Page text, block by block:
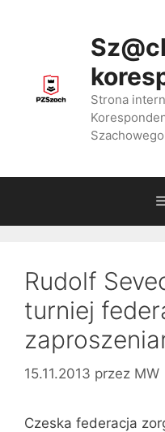
Strona
Szachowego
Rudolf
turniej
15.11.2013 przez MW
Czeska federacja